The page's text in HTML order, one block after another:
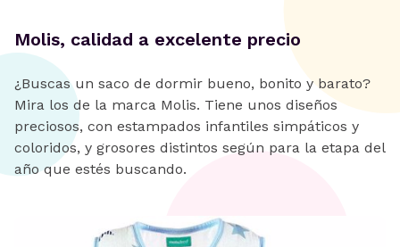
Molis, calidad a excelente precio
¿Buscas un saco de dormir bueno, bonito y barato?
Mira los de la marca Molis. Tiene unos diseños
preciosos, con estampados infantiles simpáticos y
coloridos, y grosores distintos según para la etapa del
año que estés buscando.